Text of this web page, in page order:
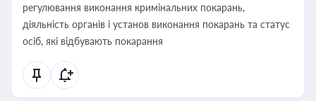
регулювання виконання кримінальних покарань,
діяльність органів і установ виконання покарань та статус
осіб, які відбувають покарання